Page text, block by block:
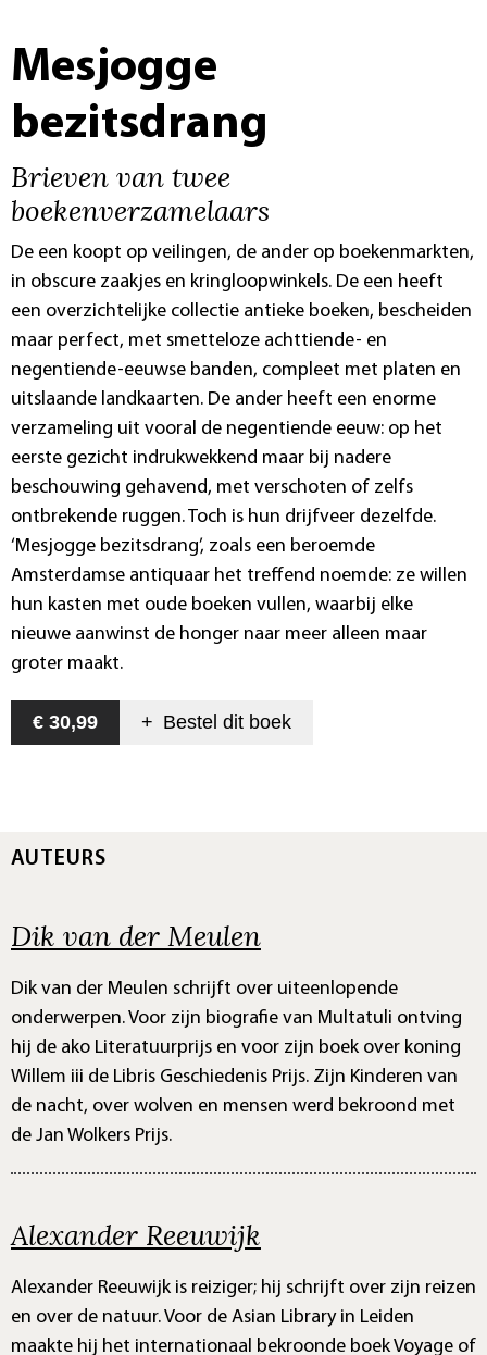
Mesjogge
bezitsdrang
Brieven van twee
boekenverzamelaars
De een koopt op veilingen, de ander op boekenmarkten,
in obscure zaakjes en kringloopwinkels. De een heeft
een overzichtelijke collectie antieke boeken, bescheiden
maar perfect, met smetteloze achttiende- en
negentiende-eeuwse banden, compleet met platen en
uitslaande landkaarten. De ander heeft een enorme
verzameling uit vooral de negentiende eeuw: op het
eerste gezicht indrukwekkend maar bij nadere
beschouwing gehavend, met verschoten of zelfs
ontbrekende ruggen. Toch is hun drijfveer dezelfde.
‘Mesjogge bezitsdrang’, zoals een beroemde
Amsterdamse antiquaar het treffend noemde: ze willen
hun kasten met oude boeken vullen, waarbij elke
nieuwe aanwinst de honger naar meer alleen maar
groter maakt.
€ 30,99 + Bestel dit boek
AUTEURS
Dik van der Meulen
Dik van der Meulen schrijft over uiteenlopende
onderwerpen. Voor zijn biografie van Multatuli ontving
hij de ako Literatuurprijs en voor zijn boek over koning
Willem iii de Libris Geschiedenis Prijs. Zijn Kinderen van
de nacht, over wolven en mensen werd bekroond met
de Jan Wolkers Prijs.
Alexander Reeuwijk
Alexander Reeuwijk is reiziger; hij schrijft over zijn reizen
en over de natuur. Voor de Asian Library in Leiden
maakte hij het internationaal bekroonde boek Voyage of